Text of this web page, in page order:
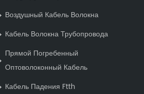
Воздушный Кабель Волокна
Кабель Волокна Трубопровода
Прямой Погребенный
Оптоволоконный Кабель
Кабель Падения Ftth